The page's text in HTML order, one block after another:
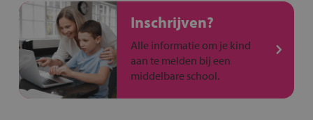
Inschrijven?
Alle informatie om je kind
aan te melden bij een
middelbare school.